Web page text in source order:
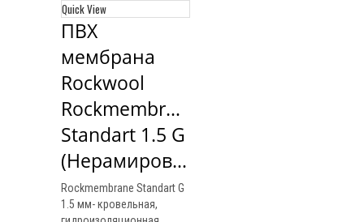
Quick View
ПВХ
мембрана
Rockwool
Rockmembrane
Standart 1.5 G
(Нерамированная)
Rockmembrane Standart G
1.5 мм- кровельная,